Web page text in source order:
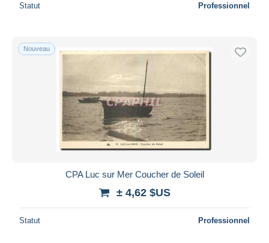
Statut Professionnel
Nouveau
CPA Luc sur Mer Coucher de Soleil
± 4,62 $US
Statut Professionnel